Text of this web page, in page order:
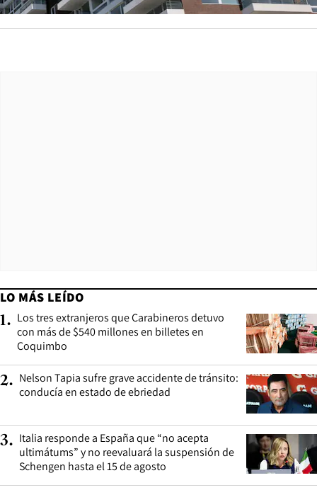
LO MÁS LEÍDO
1. Los tres extranjeros que Carabineros detuvo
con más de $540 millones en billetes en
Coquimbo
2. Nelson Tapia sufre grave accidente de tránsito:
conducía en estado de ebriedad
3. Italia responde a España que “no acepta
ultimátums” y no reevaluará la suspensión de
Schengen hasta el 15 de agosto